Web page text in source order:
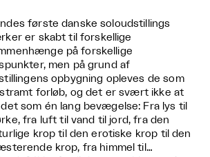
første danske soloudstillings
er skabt til forskellige
på forskellige
men på grund af
opbygning opleves de som
forløb, og det er svært ikke at
som én lang bevægelse: Fra lys til
fra luft til vand til jord, fra den
krop til den erotiske krop til den
krop, fra himmel til…